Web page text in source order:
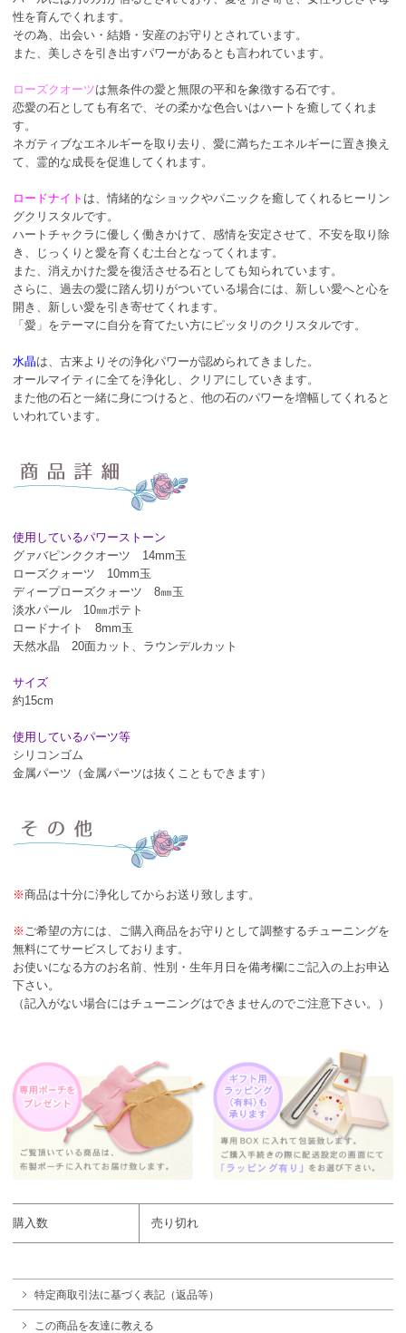
性を育んでくれます。
その為、出会い・結婚・安産のお守りとされています。
また、美しさを引き出すパワーがあるとも言われています。
ローズクオーツは無条件の愛と無限の平和を象徴する石です。
恋愛の石としても有名で、その柔かな色合いはハートを癒してくれま
す。
ネガティブなエネルギーを取り去り、愛に満ちたエネルギーに置き換え
て、霊的な成長を促進してくれます。
ロードナイト は、情緒的なショックやパニックを癒してくれるヒーリン
グクリスタルです。
ハートチャクラに優しく働きかけて、感情を安定させて、不安を取り除
き、じっくりと愛を育くむ土台となってくれます。
また、消えかけた愛を復活させる石としても知られています。
さらに、過去の愛に踏ん切りがついている場合には、新しい愛へと心を
開き、新しい愛を引き寄せてくれます。
「愛」をテーマに自分を育てたい方にピッタリのクリスタルです。
水晶は、古来よりその浄化パワーが認められてきました。
オールマイティに全てを浄化し、クリアにしていきます。
また他の石と一緒に身につけると、他の石のパワーを増幅してくれると
いわれています。
使用しているパワーストーン
グァバピンククオーツ 14mm玉
ローズクォーツ 10mm玉
ディープローズクォーツ 8㎜玉
淡水パール 10㎜ポテト
ロードナイト 8mm玉
天然水晶 20面カット、ラウンデルカット
サイズ
約15cm
使用しているパーツ等
シリコンゴム
金属パーツ（金属パーツは抜くこともできます）
※商品は十分に浄化してからお送り致します。
※ ご希望の方には、ご購入商品をお守りとして調整するチューニングを
無料にてサービスしております。
お使いになる方のお名前、性別・生年月日を備考欄にご記入の上お申込
下さい。
（記入がない場合にはチューニングはできませんのでご注意下さい。）
購入数 売り切れ
特定商取引法に基づく表記（返品等）
この商品を友達に教える